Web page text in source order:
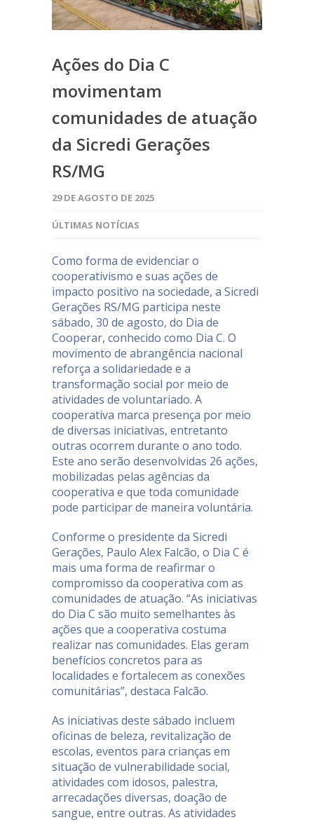
Ações do Dia C
movimentam
comunidades de atuação
da Sicredi Gerações
RS/MG
29 DE AGOSTO DE 2025
ÚLTIMAS NOTÍCIAS
Como forma de evidenciar o
cooperativismo e suas ações de
impacto positivo na sociedade, a Sicredi
Gerações RS/MG participa neste
sábado, 30 de agosto, do Dia de
Cooperar, conhecido como Dia C. O
movimento de abrangência nacional
reforça a solidariedade e a
transformação social por meio de
atividades de voluntariado. A
cooperativa marca presença por meio
de diversas iniciativas, entretanto
outras ocorrem durante o ano todo.
Este ano serão desenvolvidas 26 ações,
mobilizadas pelas agências da
cooperativa e que toda comunidade
pode participar de maneira voluntária.
Conforme o presidente da Sicredi
Gerações, Paulo Alex Falcão, o Dia C é
mais uma forma de reafirmar o
compromisso da cooperativa com as
comunidades de atuação. “As iniciativas
do Dia C são muito semelhantes às
ações que a cooperativa costuma
realizar nas comunidades. Elas geram
benefícios concretos para as
localidades e fortalecem as conexões
comunitárias”, destaca Falcão.
As iniciativas deste sábado incluem
oficinas de beleza, revitalização de
escolas, eventos para crianças em
situação de vulnerabilidade social,
atividades com idosos, palestra,
arrecadações diversas, doação de
sangue, entre outras. As atividades